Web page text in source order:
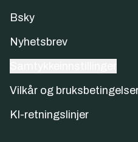
Bsky
Nyhetsbrev
Vilkår og
KI-retningslinjer